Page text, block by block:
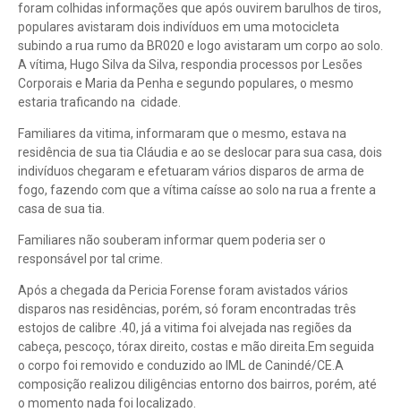
foram colhidas informações que após ouvirem barulhos de tiros,
populares avistaram dois indivíduos em uma motocicleta
subindo a rua rumo da BR020 e logo avistaram um corpo ao solo.
A vítima, Hugo Silva da Silva, respondia processos por Lesões
Corporais e Maria da Penha e segundo populares, o mesmo
estaria traficando na cidade.
Familiares da vitima, informaram que o mesmo, estava na
residência de sua tia Cláudia e ao se deslocar para sua casa, dois
indivíduos chegaram e efetuaram vários disparos de arma de
fogo, fazendo com que a vítima caísse ao solo na rua a frente a
casa de sua tia.
Familiares não souberam informar quem poderia ser o
responsável por tal crime.
Após a chegada da Pericia Forense foram avistados vários
disparos nas residências, porém, só foram encontradas três
estojos de calibre .40, já a vitima foi alvejada nas regiões da
cabeça, pescoço, tórax direito, costas e mão direita.Em seguida
o corpo foi removido e conduzido ao IML de Canindé/CE.A
composição realizou diligências entorno dos bairros, porém, até
o momento nada foi localizado.